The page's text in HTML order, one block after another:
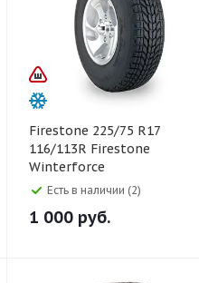
Firestone 225/75 R17
116/113R Firestone
Winterforce
Есть в наличии (2)
1 000 руб.